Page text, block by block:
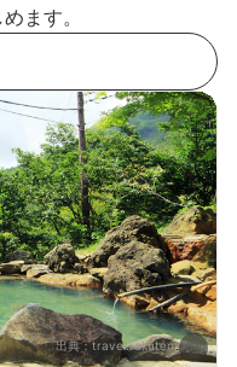
ます。
出典：travel.rakuten.co.jp